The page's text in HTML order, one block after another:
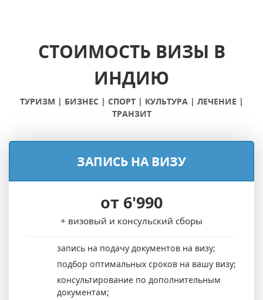
СТОИМОСТЬ ВИЗЫ В
ИНДИЮ
ТУРИЗМ | БИЗНЕС | СПОРТ | КУЛЬТУРА | ЛЕЧЕНИЕ |
ТРАНЗИТ
ЗАПИСЬ НА ВИЗУ
от 6'990
+ визовый и консульский сборы
запись на подачу документов на визу;
подбор оптимальных сроков на вашу визу;
консультирование по дополнительным
документам;